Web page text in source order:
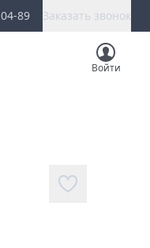
89 Заказать звонок
Войти